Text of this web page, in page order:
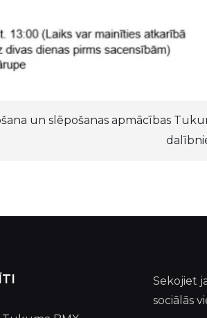
un slēpošanas apmācības
Sekojiet
sociālās